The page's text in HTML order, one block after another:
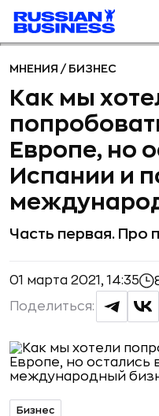
МНЕНИЯ / БИЗНЕС
Как мы
Европе, но
Испании и
Часть первая. Про
01 марта 2021, 14:35
Поделиться:
Бизнес